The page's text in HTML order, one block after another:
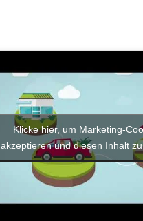
Klicke hier, um Marketing-
akzeptieren und diesen Inhalt